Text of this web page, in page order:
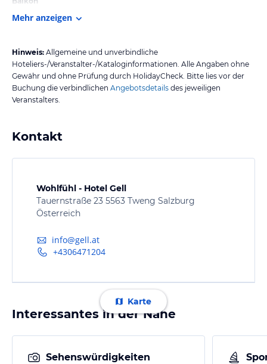
Mehr anzeigen
Hinweis: Allgemeine und unverbindliche
Hoteliers-/Veranstalter-/Kataloginformationen. Alle Angaben ohne
Gewähr und ohne Prüfung durch HolidayCheck. Bitte lies vor der
Buchung die verbindlichen Angebotsdetails des jeweiligen
Veranstalters.
Kontakt
Wohlfühl - Hotel Gell
Tauernstraße 23 5563 Tweng Salzburg
Österreich
info@gell.at
+4306471204
Karte
Interessantes in der Nähe
Sehenswürdigkeiten